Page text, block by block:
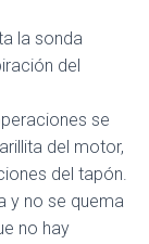
la sonda
del
se
del motor,
del tapón.
y no se quema
no hay